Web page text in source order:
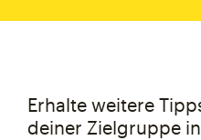
Erhalte weitere
deiner Zielgruppe